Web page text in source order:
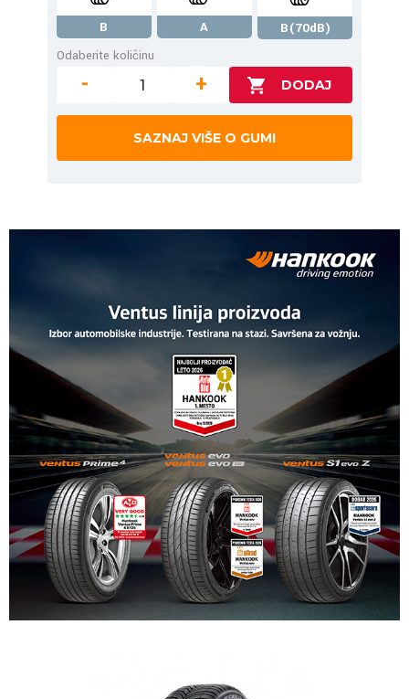
B A
B(70dB)
Odaberite količinu
- +
SAZNAJ VIŠE O GUMI